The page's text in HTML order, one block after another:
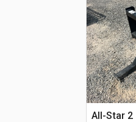
All-Star 2